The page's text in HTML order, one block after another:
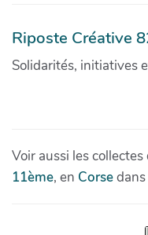
Riposte Créative
Solidarités, initiatives
Voir aussi les
11ème, en Corse